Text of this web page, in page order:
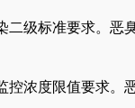
二级标准要求。恶
控浓度限值要求